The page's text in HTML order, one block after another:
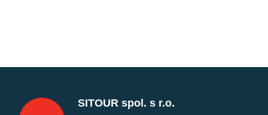
SITOUR spol. s r.o.